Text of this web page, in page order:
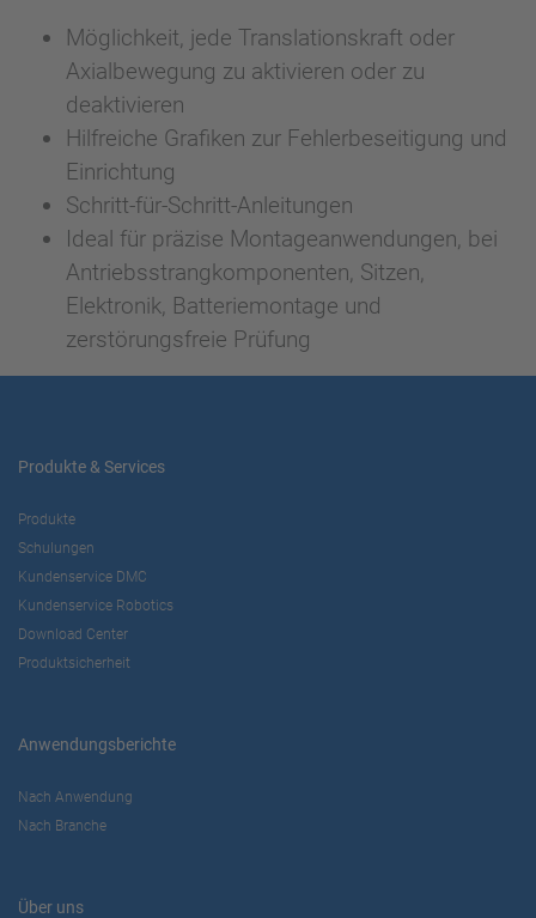
Möglichkeit, jede Translationskraft oder
Axialbewegung zu aktivieren oder zu
deaktivieren
Hilfreiche Grafiken zur Fehlerbeseitigung und
Einrichtung
Schritt-für-Schritt-Anleitungen
Ideal für präzise Montageanwendungen, bei
Antriebsstrangkomponenten, Sitzen,
Elektronik, Batteriemontage und
zerstörungsfreie Prüfung
Produkte & Services
Produkte
Schulungen
Kundenservice DMC
Kundenservice Robotics
Download Center
Produktsicherheit
Anwendungsberichte
Nach Anwendung
Nach Branche
Über uns